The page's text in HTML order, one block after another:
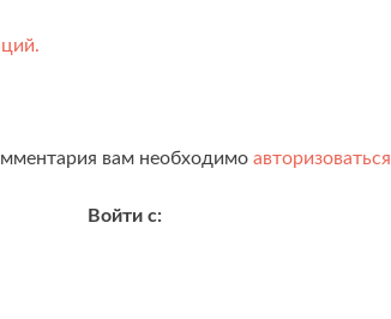
вам необходимо авторизоваться
Войти с: